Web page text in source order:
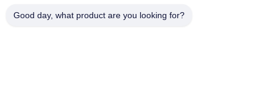
Good day, what product are you looking for?